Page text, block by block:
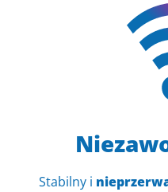
Stabilny i